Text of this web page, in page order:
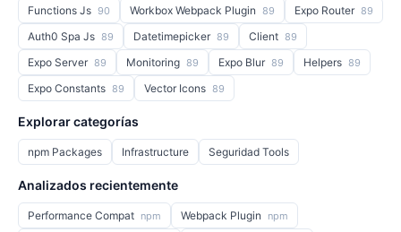
Functions Js 90 Workbox Webpack Plugin 89 Expo Router 89
Auth0 Spa Js 89 Datetimepicker 89 Client 89
Expo Server 89 Monitoring 89 Expo Blur 89 Helpers 89
Expo Constants 89 Vector Icons 89
Explorar categorías
npm Packages Infrastructure Seguridad Tools
Analizados recientemente
Performance Compat npm Webpack Plugin npm